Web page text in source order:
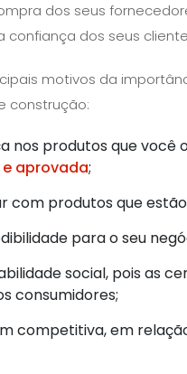
dos seus
confiança dos seus
motivos da
construção:
nos produtos que você
aprovada;
com produtos que
para o seu
social, pois as
consumidores;
competitiva, em